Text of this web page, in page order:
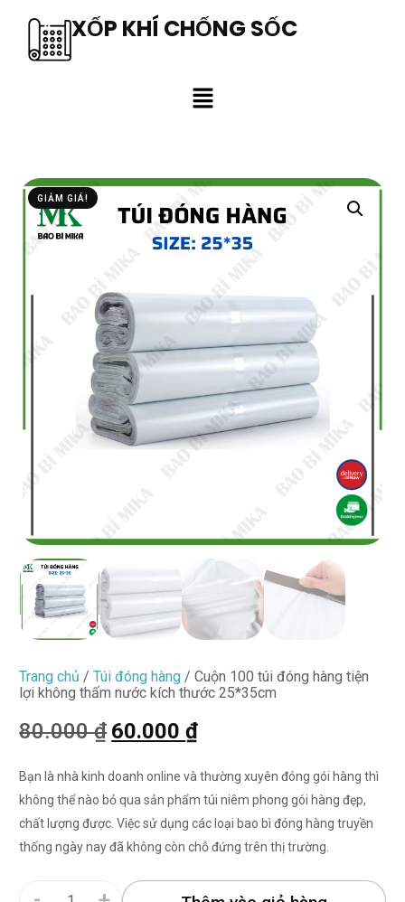
XỐP KHÍ CHỐNG SỐC
GIẢM GIÁ!
Trang chủ /Túi đóng hàng / Cuộn 100 túi đóng hàng tiện
lợi không thấm nước kích thước 25*35cm
80.000₫ 60.000₫
Bạn là nhà kinh doanh online và thường xuyên đóng gói hàng thì
không thể nào bỏ qua sản phẩm túi niêm phong gói hàng đẹp,
chất lượng được. Việc sử dụng các loại bao bì đóng hàng truyền
thống ngày nay đã không còn chỗ đứng trên thị trường.